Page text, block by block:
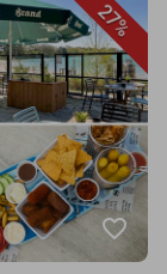
27%
favorite_border